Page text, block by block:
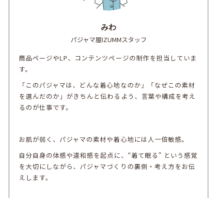
みわ
パジャマ屋IZUMMスタッフ
商品ページやLP、コンテンツページの制作を担当していま
す。
「このパジャマは、どんな着心地なのか」「なぜこの素材
を選んだのか」がきちんと伝わるよう、言葉や構成を考え
るのが仕事です。
お肌が弱く、パジャマの素材や着心地には人一倍敏感。
自分自身の体感や違和感を起点に、“着て眠る” という感覚
を大切にしながら、パジャマづくりの裏側・考え方をお伝
えします。